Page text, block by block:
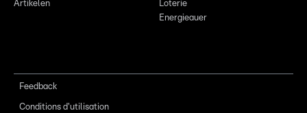
Artikelen
Loterie
Energieauer
Feedback
Conditions d'utilisation